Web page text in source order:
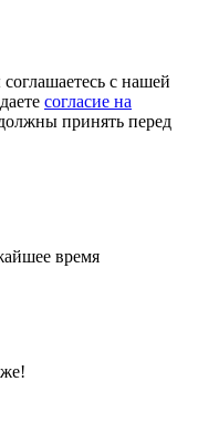
с нашей
согласие на
принять перед
время